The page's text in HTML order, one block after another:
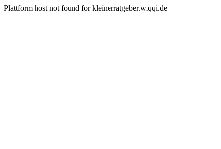
Plattform host not found for kleinerratgeber.wiqqi.de